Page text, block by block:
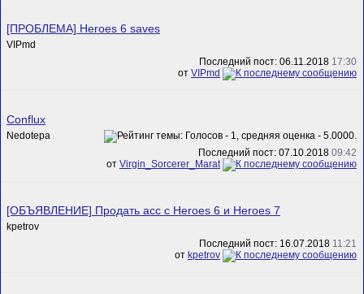
[ПРОБЛЕМА] Heroes 6 saves
VIPmd
Последний пост: 06.11.2018 17:30
от VIPmd
Conflux
Nedotepa
Последний пост: 07.10.2018 09:42
от Virgin_Sorcerer_Marat
[ОБЪЯВЛЕНИЕ] Продать acc с Heroes 6 и Heroes 7
kpetrov
Последний пост: 16.07.2018 11:21
от kpetrov